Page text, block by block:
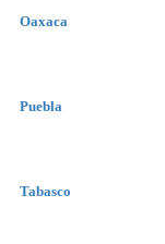
Oaxaca
Puebla
Tabasco